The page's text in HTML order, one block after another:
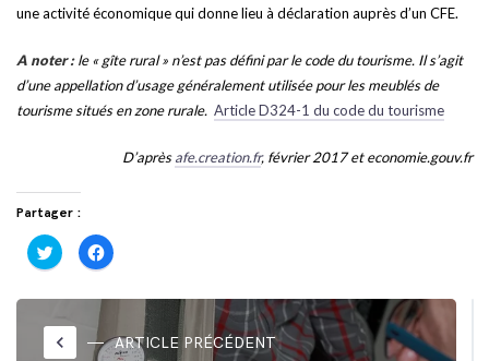
une activité économique qui donne lieu à déclaration auprès d’un CFE.
A noter :le « gîte rural » n’est pas défini par le code du tourisme. Il s’agit
d’une appellation d’usage généralement utilisée pour les meublés de
tourisme situés en zone rurale. Article D324-1 du code du tourisme
D’aprèsafe.creation.fr, février 2017 et economie.gouv.fr
Partager :
Cliquez
pour
partager
Twitter(ouvre
une
nouvelle
fenêtre)
Cliquez
pour
partager
Facebook(ouvre
nouvelle
fenêtre)
keyboard_arrow_left ARTICLE PRÉCÉDENT